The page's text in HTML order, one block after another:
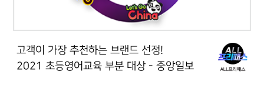
고객이 가장 추천하는 브랜드 선정!
2021 초등영어교육 부분 대상 - 중앙일보